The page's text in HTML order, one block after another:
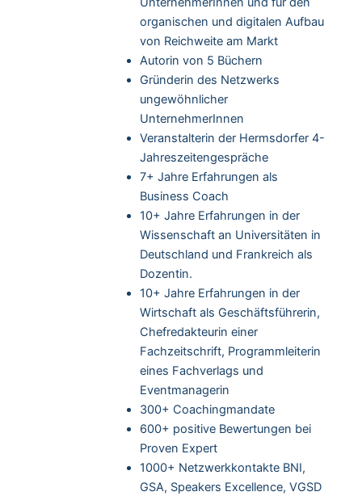
organischen und digitalen Aufbau
von Reichweite am Markt
Autorin von 5 Büchern
Gründerin des Netzwerks
ungewöhnlicher
UnternehmerInnen
Veranstalterin der Hermsdorfer 4-
Jahreszeitengespräche
7+ Jahre Erfahrungen als
Business Coach
10+ Jahre Erfahrungen in der
Wissenschaft an Universitäten in
Deutschland und Frankreich als
Dozentin.
10+ Jahre Erfahrungen in der
Wirtschaft als Geschäftsführerin,
Chefredakteurin einer
Fachzeitschrift, Programmleiterin
eines Fachverlags und
Eventmanagerin
300+ Coachingmandate
600+ positive Bewertungen bei
Proven Expert
1000+ Netzwerkkontakte BNI,
GSA, Speakers Excellence, VGSD